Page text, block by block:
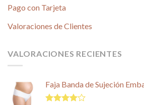
Pago con Tarjeta
Valoraciones de Clientes
VALORACIONES RECIENTES
Faja Banda de Sujeción